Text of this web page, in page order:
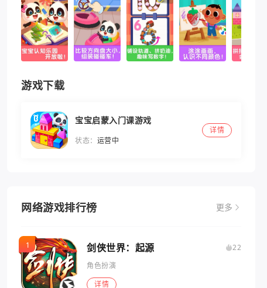
游戏下载
宝宝启蒙入门课游戏
状态： 运营中
详情
网络游戏排行榜 更多
剑侠世界：起源
22
角色扮演
详情